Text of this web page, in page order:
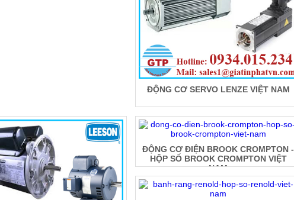
ĐỘNG CƠ SERVO LENZE VIỆT NAM
ĐỘNG CƠ ĐIỆN BROOK CROMPTON -
HỘP SỐ BROOK CROMPTON VIỆT
NAM